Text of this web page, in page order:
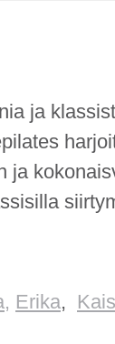
ja
ja
Erika,